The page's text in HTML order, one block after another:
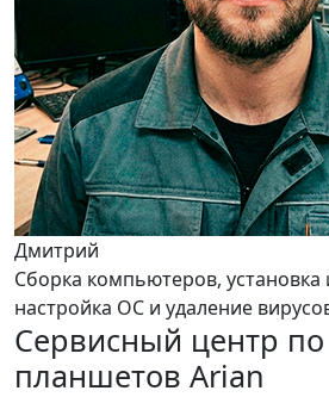
Дмитрий
Сборка компьютеров, установка
настройка ОС и удаление
Сервисный центр
планшетов Arian